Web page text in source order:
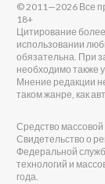
© 2011—2026 Все
18+
Цитирование
использовании
обязательна. При
необходимо также
Мнение редакции
таком жанре, как
Средство
Свидетельство о
Федеральной
технологий и
года.